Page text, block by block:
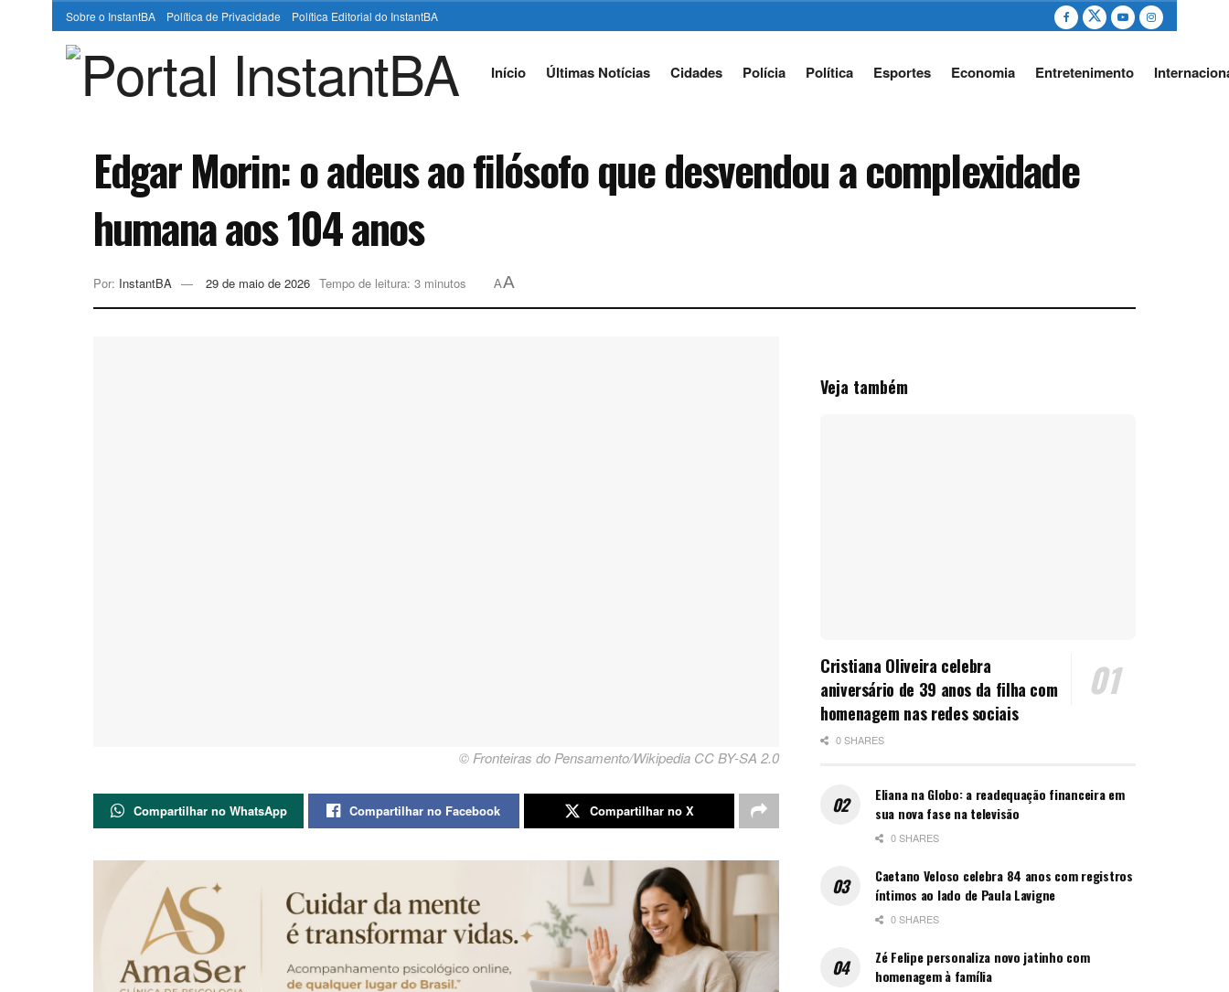
Sobre o InstantBA Política de Privacidade Política Editorial do InstantBA
Início Últimas Notícias Cidades Polícia Política Esportes Economia Entretenimento
Edgar Morin: o adeus ao filósofo que desvendou a complexidade
humana aos 104 anos
Por: InstantBA 29 de maio de 2026 Tempo de leitura: 3 minutos AA
© Fronteiras do Pensamento/Wikipedia CC BY-SA 2.0
Compartilhar no WhatsApp Compartilhar no Facebook Compartilhar no X
Veja também
Cristiana Oliveira celebra
aniversário de 39 anos da filha com
homenagem nas redes sociais
0 SHARES
Eliana na Globo: a readequação financeira em
sua nova fase na televisão
0 SHARES
Caetano Veloso celebra 84 anos com registros
íntimos ao lado de Paula Lavigne
0 SHARES
Zé Felipe personaliza novo jatinho com
homenagem à família